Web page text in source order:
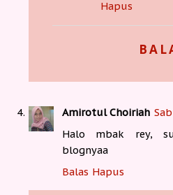
Hapus
Amirotul Choiriah
Halo mbak rey,
blognyaa
Balas Hapus